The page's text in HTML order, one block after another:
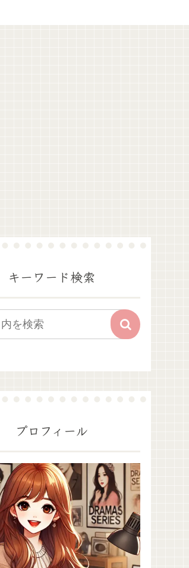
キーワード検索
プロフィール